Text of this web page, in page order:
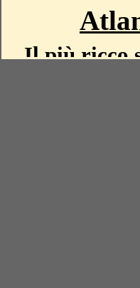
Il più ricco